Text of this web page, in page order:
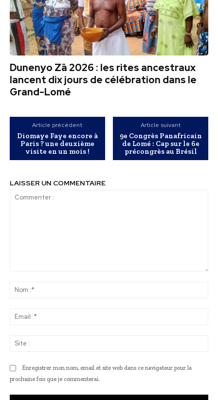
Dunenyo Zā 2026 : les rites ancestraux
lancent dix jours de célébration dans le
Grand-Lomé
Article précédent
Diomaye Faye encore à
Paris ? une deuxième
visite en un mois !
Article suivant
9e Congrès Panafricain
de Lomé : Cap sur le 6e
précongrès au Brésil
LAISSER UN COMMENTAIRE
Enregistrer mon nom, email et site web dans ce navigateur pour la
prochaine fois que je commenterai.